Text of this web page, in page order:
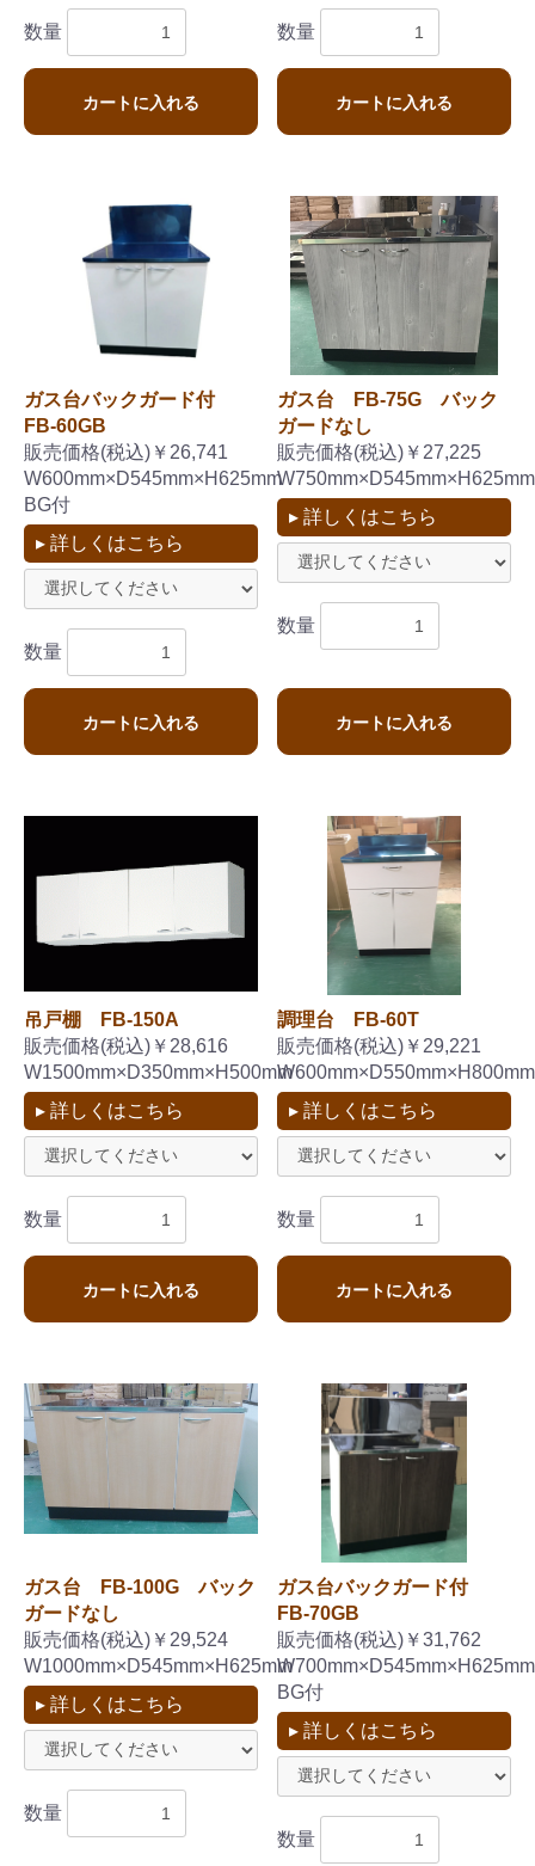
数量
カートに入れる
数量
カートに入れる
ガス台バックガード付
FB-60GB
販売価格(税込)￥26,741
W600mm×D545mm×H625mm
BG付
▸ 詳しくはこちら
数量
カートに入れる
ガス台 FB-75G バック
ガードなし
販売価格(税込)￥27,225
W750mm×D545mm×H625mm
▸ 詳しくはこちら
数量
カートに入れる
吊戸棚 FB-150A
販売価格(税込)￥28,616
W1500mm×D350mm×H500mm
▸ 詳しくはこちら
数量
カートに入れる
調理台 FB-60T
販売価格(税込)￥29,221
W600mm×D550mm×H800mm
▸ 詳しくはこちら
数量
カートに入れる
ガス台 FB-100G バック
ガードなし
販売価格(税込)￥29,524
W1000mm×D545mm×H625mm
▸ 詳しくはこちら
数量
ガス台バックガード付
FB-70GB
販売価格(税込)￥31,762
W700mm×D545mm×H625mm
BG付
▸ 詳しくはこちら
数量